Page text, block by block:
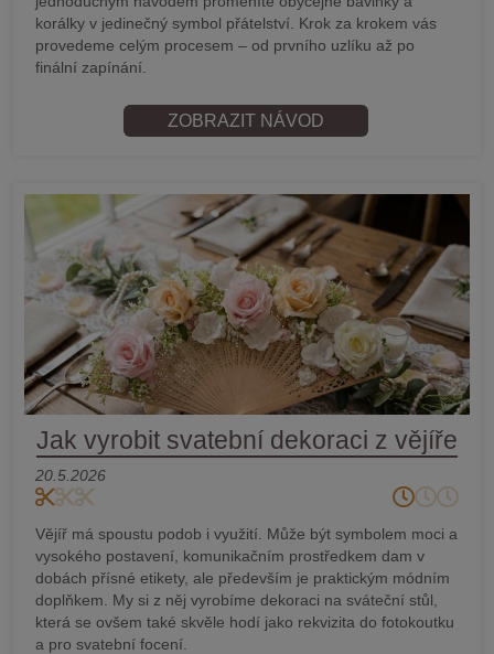
korálky v jedinečný symbol přátelství. Krok za krokem vás
provedeme celým procesem – od prvního uzlíku až po
finální zapínání.
ZOBRAZIT NÁVOD
Jak vyrobit svatební dekoraci z vějíře
20.5.2026
Vějíř má spoustu podob i využití. Může být symbolem moci a
vysokého postavení, komunikačním prostředkem dam v
dobách přísné etikety, ale především je praktickým módním
doplňkem. My si z něj vyrobíme dekoraci na sváteční stůl,
která se ovšem také skvěle hodí jako rekvizita do fotokoutku
a pro svatební focení.